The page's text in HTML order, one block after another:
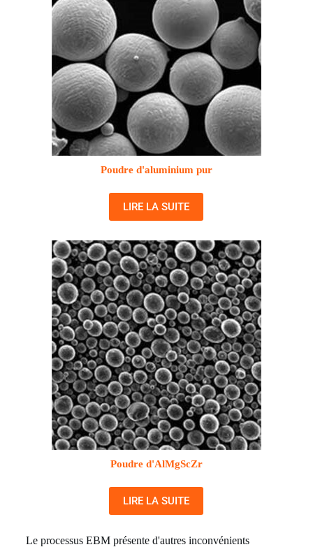
Poudre d'aluminium pur
LIRE LA SUITE
Poudre d'AlMgScZr
LIRE LA SUITE
Le processus EBM présente d'autres inconvénients